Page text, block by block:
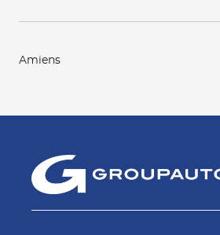
Amiens